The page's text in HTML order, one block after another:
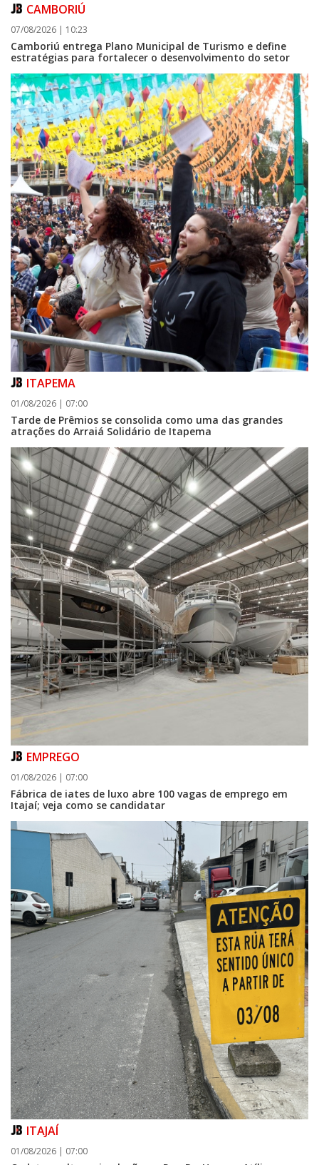
08/08/2026 | 07:00
Setor judicial de medicamentos de BC estará fechado nos dias 10 e 11 de
agosto para realização de inventário
CAMBORIÚ
07/08/2026 | 10:23
Camboriú entrega Plano Municipal de Turismo e define
estratégias para fortalecer o desenvolvimento do setor
ITAPEMA
01/08/2026 | 07:00
Tarde de Prêmios se consolida como uma das grandes
atrações do Arraiá Solidário de Itapema
EMPREGO
01/08/2026 | 07:00
Fábrica de iates de luxo abre 100 vagas de emprego em
Itajaí; veja como se candidatar
ITAJAÍ
01/08/2026 | 07:00